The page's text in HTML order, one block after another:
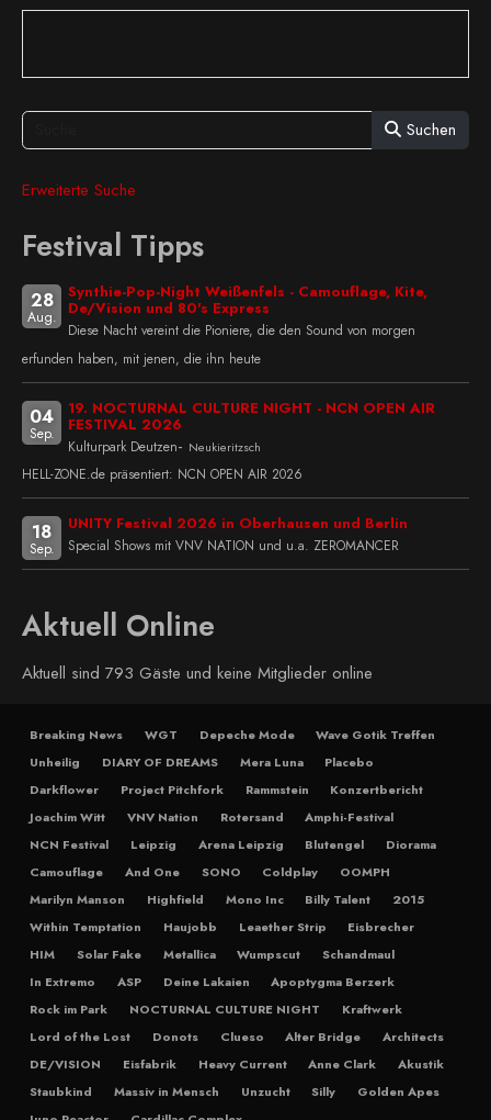
Suchen
Erweiterte Suche
Festival Tipps
28
Aug.
Synthie-Pop-Night Weißenfels - Camouflage, Kite,
De/Vision und 80's Express
Diese Nacht vereint die Pioniere, die den Sound von morgen
erfunden haben, mit jenen, die ihn heute
04
Sep.
19. NOCTURNAL CULTURE NIGHT - NCN OPEN AIR
FESTIVAL 2026
Kulturpark Deutzen- Neukieritzsch
HELL-ZONE.de präsentiert: NCN OPEN AIR 2026
18
Sep.
UNITY Festival 2026 in Oberhausen und Berlin
Special Shows mit VNV NATION und u.a. ZEROMANCER
Aktuell Online
Aktuell sind 793 Gäste und keine Mitglieder online
Breaking News WGT Depeche Mode
Wave Gotik Treffen
Unheilig
DIARY OF DREAMS Mera Luna
Placebo
Darkflower
Project Pitchfork Rammstein
Konzertbericht
Joachim Witt
VNV Nation Rotersand
Amphi-Festival
NCN Festival
Leipzig Arena Leipzig Blutengel
Diorama
Camouflage
And One SONO Coldplay
OOMPH
Marilyn Manson
Highfield Mono Inc Billy Talent
2015
Within Temptation
Haujobb Leaether Strip
Eisbrecher
HIM
Solar Fake Metallica Wumpscut
Schandmaul
In Extremo
ASP Deine Lakaien
Apoptygma Berzerk
Rock im Park
NOCTURNAL CULTURE NIGHT
Kraftwerk
Lord of the Lost
Donots Clueso Alter Bridge
Architects
DE/VISION
Eisfabrik Heavy Current Anne Clark
Akustik
Staubkind
Massiv in Mensch Unzucht Silly
Golden Apes